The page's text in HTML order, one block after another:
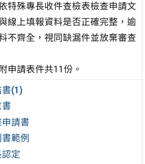
特殊專長收件查檢表檢查申請文
線上填報資料是否正確完整，逾
不齊全，視同缺漏件並放棄審查
申請表件共11份。
(1)
書
申請書
範例
定